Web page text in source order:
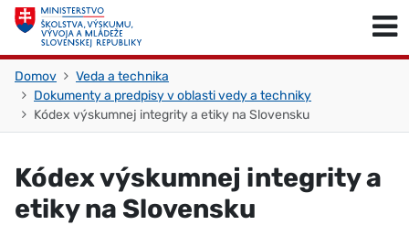
Skočiť na obsah
Domov
Veda a technika
Dokumenty a predpisy v oblasti vedy a techniky
Kódex výskumnej integrity a etiky na Slovensku
Kódex výskumnej integrity a
etiky na Slovensku
Skočiť na začiatok stránky